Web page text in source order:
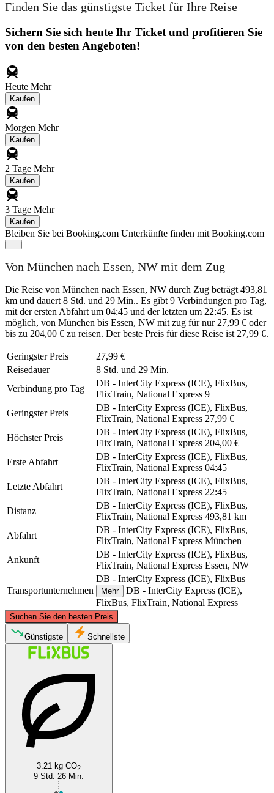
Finden Sie das günstigste Ticket für Ihre Reise
Sichern Sie sich heute Ihr Ticket und profitieren Sie
von den besten Angeboten!
Heute Mehr
Kaufen
Morgen Mehr
Kaufen
2 Tage Mehr
Kaufen
3 Tage Mehr
Kaufen
Bleiben Sie bei Booking.com Unterkünfte finden mit Booking.com
Von München nach Essen, NW mit dem Zug
Die Reise von München nach Essen, NW durch Zug beträgt 493,81
km und dauert 8 Std. und 29 Min.. Es gibt 9 Verbindungen pro Tag,
mit der ersten Abfahrt um 04:45 und der letzten um 22:45. Es ist
möglich, von München bis Essen, NW mit zug für nur 27,99 € oder
bis zu 204,00 € zu reisen. Der beste Preis für diese Reise ist 27,99 €.
Geringster Preis
27,99 €
Reisedauer
8 Std. und 29 Min.
Verbindung pro Tag
DB - InterCity Express (ICE), FlixBus,
FlixTrain, National Express 9
Geringster Preis
DB - InterCity Express (ICE), FlixBus,
FlixTrain, National Express 27,99 €
Höchster Preis
DB - InterCity Express (ICE), FlixBus,
FlixTrain, National Express 204,00 €
Erste Abfahrt
DB - InterCity Express (ICE), FlixBus,
FlixTrain, National Express 04:45
Letzte Abfahrt
DB - InterCity Express (ICE), FlixBus,
FlixTrain, National Express 22:45
Distanz
DB - InterCity Express (ICE), FlixBus,
FlixTrain, National Express 493,81 km
Abfahrt
DB - InterCity Express (ICE), FlixBus,
FlixTrain, National Express München
Ankunft
DB - InterCity Express (ICE), FlixBus,
FlixTrain, National Express Essen, NW
Transportunternehmen
DB - InterCity Express (ICE), FlixBus
Mehr
DB - InterCity Express (ICE),
FlixBus, FlixTrain, National Express
Suchen Sie den besten Preis
Essen, NW
©CARTO, ©OpenStreetMapcontributors
Günstigste Schnellste
3.21 kg CO2
9 Std. 26 Min.